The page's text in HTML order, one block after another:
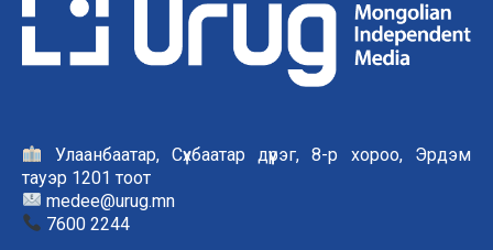
Улаанбаатар, Сүхбаатар дүүрэг, 8-р хороо, Эрдэм
тауэр 1201 тоот
medee@urug.mn
7600 2244